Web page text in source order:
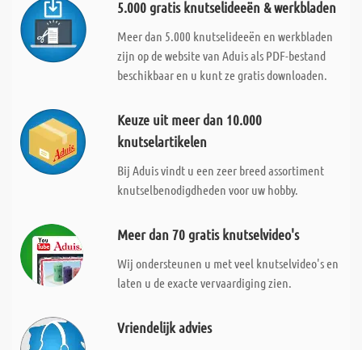
5.000 gratis knutselideeën & werkbladen
Meer dan 5.000 knutselideeën en werkbladen
zijn op de website van Aduis als PDF-bestand
beschikbaar en u kunt ze gratis downloaden.
Keuze uit meer dan 10.000
knutselartikelen
Bij Aduis vindt u een zeer breed assortiment
knutselbenodigdheden voor uw hobby.
Meer dan 70 gratis knutselvideo's
Wij ondersteunen u met veel knutselvideo's en
laten u de exacte vervaardiging zien.
Vriendelijk advies